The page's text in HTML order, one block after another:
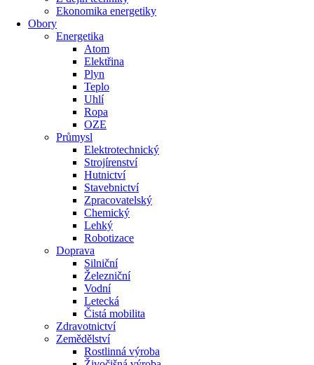
Ekonomika energetiky
Obory
Energetika
Atom
Elektřina
Plyn
Teplo
Uhlí
Ropa
OZE
Průmysl
Elektrotechnický
Strojírenství
Hutnictví
Stavebnictví
Zpracovatelský
Chemický
Lehký
Robotizace
Doprava
Silniční
Železniční
Vodní
Letecká
Čistá mobilita
Zdravotnictví
Zemědělství
Rostlinná výroba